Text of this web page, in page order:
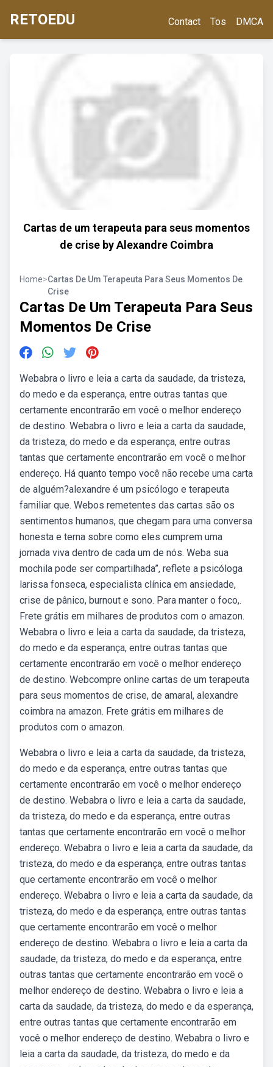
RETOEDU Contact Tos DMCA
Cartas de um terapeuta para seus momentos
de crise by Alexandre Coimbra
Home>Cartas De Um Terapeuta Para Seus Momentos De
Crise
Cartas De Um Terapeuta Para Seus
Momentos De Crise
Webabra o livro e leia a carta da saudade, da tristeza,
do medo e da esperança, entre outras tantas que
certamente encontrarão em você o melhor endereço
de destino. Webabra o livro e leia a carta da saudade,
da tristeza, do medo e da esperança, entre outras
tantas que certamente encontrarão em você o melhor
endereço. Há quanto tempo você não recebe uma carta
de alguém?alexandre é um psicólogo e terapeuta
familiar que. Webos remetentes das cartas são os
sentimentos humanos, que chegam para uma conversa
honesta e terna sobre como eles cumprem uma
jornada viva dentro de cada um de nós. Weba sua
mochila pode ser compartilhada”, reflete a psicóloga
larissa fonseca, especialista clínica em ansiedade,
crise de pânico, burnout e sono. Para manter o foco,.
Frete grátis em milhares de produtos com o amazon.
Webabra o livro e leia a carta da saudade, da tristeza,
do medo e da esperança, entre outras tantas que
certamente encontrarão em você o melhor endereço
de destino. Webcompre online cartas de um terapeuta
para seus momentos de crise, de amaral, alexandre
coimbra na amazon. Frete grátis em milhares de
produtos com o amazon.
Webabra o livro e leia a carta da saudade, da tristeza,
do medo e da esperança, entre outras tantas que
certamente encontrarão em você o melhor endereço
de destino. Webabra o livro e leia a carta da saudade,
da tristeza, do medo e da esperança, entre outras
tantas que certamente encontrarão em você o melhor
endereço. Webabra o livro e leia a carta da saudade, da
tristeza, do medo e da esperança, entre outras tantas
que certamente encontrarão em você o melhor
endereço. Webabra o livro e leia a carta da saudade, da
tristeza, do medo e da esperança, entre outras tantas
que certamente encontrarão em você o melhor
endereço de destino. Webabra o livro e leia a carta da
saudade, da tristeza, do medo e da esperança, entre
outras tantas que certamente encontrarão em você o
melhor endereço de destino. Webabra o livro e leia a
carta da saudade, da tristeza, do medo e da esperança,
entre outras tantas que certamente encontrarão em
você o melhor endereço de destino. Webabra o livro e
leia a carta da saudade, da tristeza, do medo e da